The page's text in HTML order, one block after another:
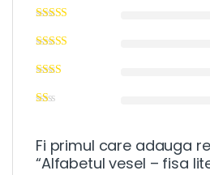
Fi primul care adauga
“Alfabetul vesel – fisa